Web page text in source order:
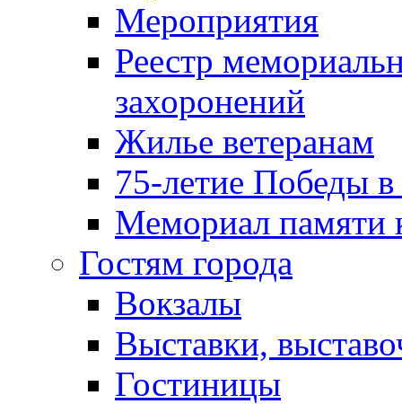
Мероприятия
Реестр
захоронений
Жилье ветеранам
75-летие Победы
Мемориал памяти
Гостям города
Вокзалы
Выставки,
Гостиницы